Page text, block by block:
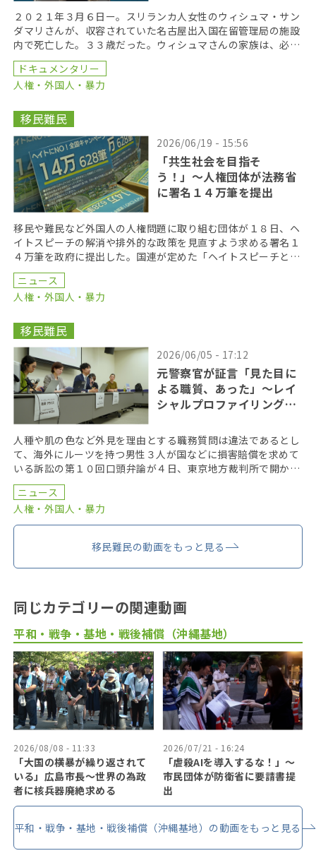
２０２１年３月６日ー。スリランカ人女性のウィシュマ・サン
ダマリさんが、収容されていた名古屋出入国在留管理局の施設
内で死亡した。３３歳だった。ウィシュマさんの家族は、必要
な医療が提供されなかったことが死亡の原因だとして、国 […]
ドキュメンタリー
人権・外国人・暴力
移民難民
2026/06/19 - 15:56
「共生社会を目指そ
う！」〜人権団体が法務省
に署名１４万筆を提出
移民や難民など外国人の人権問題に取り組む団体が１８日、ヘ
イトスピーチの解消や排外的な政策を見直すよう求める署名１
４万筆を政府に提出した。国連が定めた「ヘイトスピーチと闘
う国際デー」に合わせて法務省に提出した。 「ヘイトに […]
ニュース
人権・外国人・暴力
移民難民
2026/06/05 - 17:12
元警察官が証言「見た目に
よる職質、あった」〜レイ
シャルプロファイリング訴
人種や肌の色など外見を理由とする職務質問は違法であるとし
て、海外にルーツを持つ男性３人が国などに損害賠償を求めて
いる訴訟の第１０回口頭弁論が４日、東京地方裁判所で開かれ
た。原告側は法廷で、元警察官による警察内部の実態を語 […]
ニュース
人権・外国人・暴力
移民難民の動画をもっと見る
同じカテゴリーの関連動画
平和・戦争・基地・戦後補償（沖縄基地）
2026/08/08 - 11:33
「大国の横暴が繰り返されて
いる」広島市長〜世界の為政
者に核兵器廃絶求める
2026/07/21 - 16:24
「虐殺AIを導入するな！」〜
市民団体が防衛省に要請書提
出
平和・戦争・基地・戦後補償（沖縄基地）の動画をもっと見る